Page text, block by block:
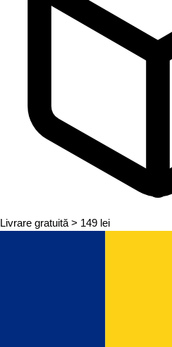
Livrare gratuită > 149 lei